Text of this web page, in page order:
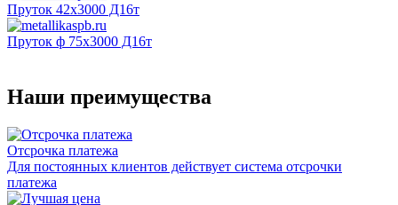
Пруток 42х3000 Д16т
Пруток ф 75х3000 Д16т
Наши преимущества
Отсрочка платежа
Для постоянных клиентов действует система отсрочки
платежа